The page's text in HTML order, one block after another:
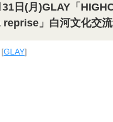
日(月)GLAY「
」白河文化交流
[GLAY]